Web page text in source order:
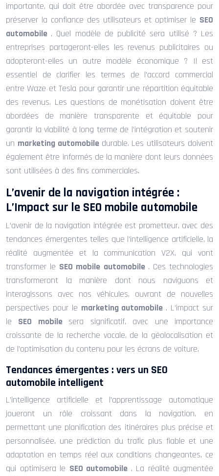
importante, qui doit être abordée avec transparence pour
préserver la confiance des utilisateurs et optimiser le SEO
automobile . Quel modèle de publicité sera utilisé ? Les
entreprises partageront-elles les revenus publicitaires ou
adopteront-elles un autre modèle économique ? Il est
essentiel de clarifier les termes de l’accord commercial
entre Waze et Tesla pour garantir une répartition équitable
des revenus. Les questions de monétisation doivent être
abordées de manière transparente et équitable pour
garantir la viabilité à long terme de l’intégration et soutenir
un marketing automobile durable. Les utilisateurs doivent
également être informés de la manière dont leurs données
sont utilisées à des fins commerciales.
L’avenir de la navigation intégrée :
L’Impact sur le SEO mobile automobile
L’avenir de la navigation intégrée est prometteur, avec des
tendances émergentes telles que l’intelligence artificielle, la
réalité augmentée et la communication V2X, qui vont
transformer le SEO mobile automobile . Ces technologies
transformeront la manière dont nous naviguons et
interagissons avec nos véhicules, ouvrant de nouvelles
perspectives pour le marketing automobile . L’impact sur
le SEO mobile sera significatif, avec une importance
croissante de la recherche vocale, de la géolocalisation et
de l’optimisation du contenu pour les écrans de voiture.
Tendances émergentes : vers un SEO
automobile intelligent
L’intelligence artificielle et l’apprentissage automatique
joueront un rôle croissant dans la navigation, en
permettant une planification des itinéraires plus précise et
personnalisée, une prédiction du trafic plus fiable et une
adaptation en temps réel aux conditions changeantes, ce
qui optimisera le SEO automobile . La réalité augmentée